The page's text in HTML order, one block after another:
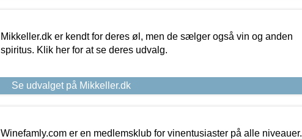
Mikkeller.dk er kendt for deres øl, men de sælger også vin og anden
spiritus. Klik her for at se deres udvalg.
Se udvalget på Mikkeller.dk
Winefamly.com er en medlemsklub for vinentusiaster på alle niveauer.